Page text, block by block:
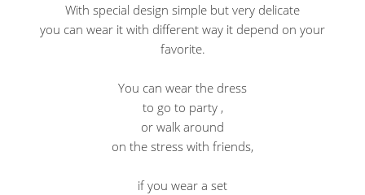
With special design simple but very delicate
you can wear it with different way it depend on your
favorite.
You can wear the dress
to go to party ,
or walk around
on the stress with friends,
if you wear a set